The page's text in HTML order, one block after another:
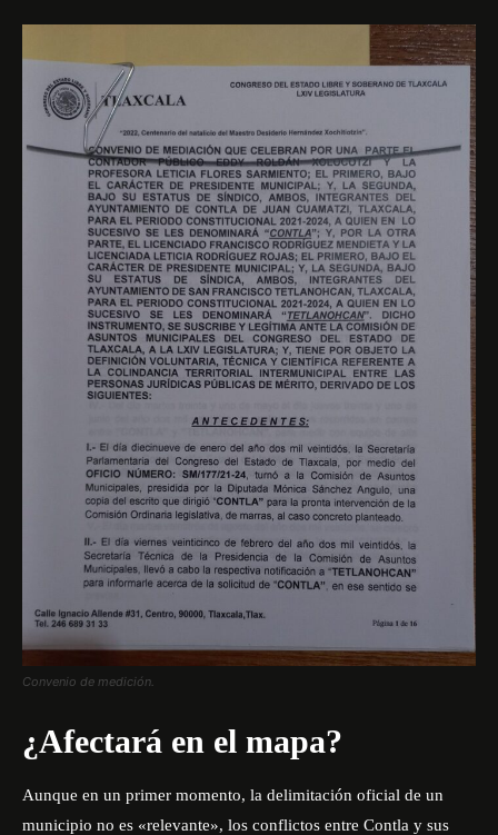
Convenio de medición.
¿Afectará en el mapa?
Aunque en un primer momento, la delimitación oficial de un
municipio no es «relevante», los conflictos entre Contla y sus